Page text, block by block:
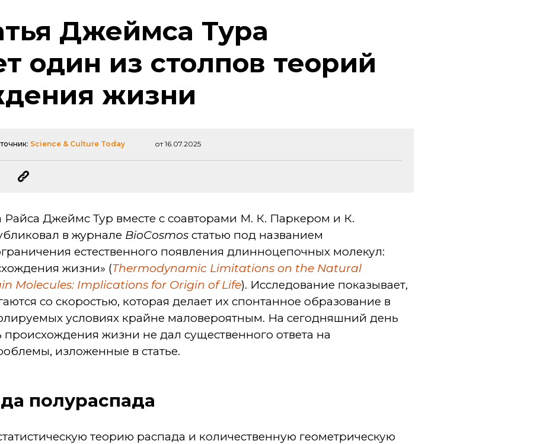
Джеймса Тура
один из столпов теорий
жизни
Science & Culture Today от 16.07.2025
Райса Джеймс Тур вместе с соавторами М. К. Паркером и К.
в журнале BioCosmos статью под названием
естественного появления длинноцепочных молекул:
жизни» (Thermodynamic Limitations on the Natural
Molecules: Implications for Origin of Life). Исследование показывает,
со скоростью, которая делает их спонтанное образование в
условиях крайне маловероятным. На сегодняшний день
происхождения жизни не дал существенного ответа на
изложенные в статье.
полураспада
теорию распада и количественную геометрическую